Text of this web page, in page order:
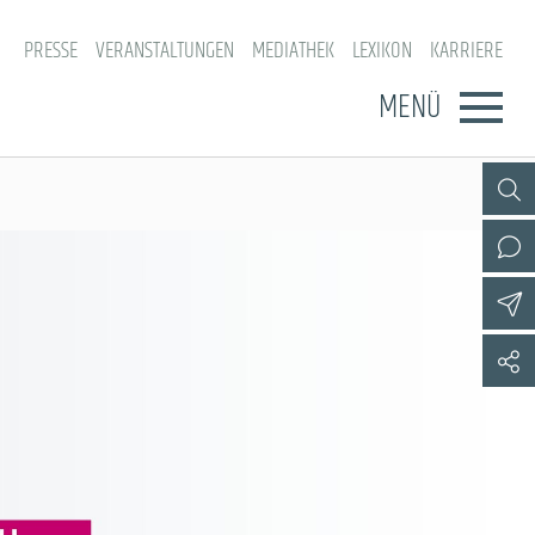
PRESSE VERANSTALTUNGEN MEDIATHEK LEXIKON KARRIERE
MENÜ